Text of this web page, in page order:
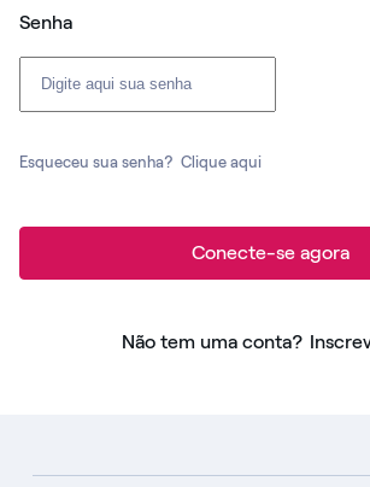
Senha
Esqueceu sua senha? Clique aqui
Conecte-se agora
Não tem uma conta?